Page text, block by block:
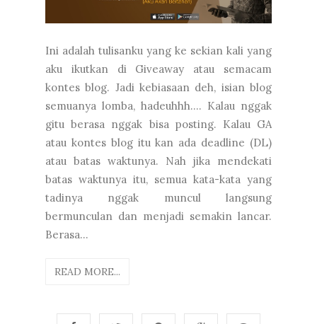
Ini adalah tulisanku yang ke sekian kali yang
aku ikutkan di Giveaway atau semacam
kontes blog. Jadi kebiasaan deh, isian blog
semuanya lomba, hadeuhhh.... Kalau nggak
gitu berasa nggak bisa posting. Kalau GA
atau kontes blog itu kan ada deadline (DL)
atau batas waktunya. Nah jika mendekati
batas waktunya itu, semua kata-kata yang
tadinya nggak muncul langsung
bermunculan dan menjadi semakin lancar.
Berasa...
READ MORE...